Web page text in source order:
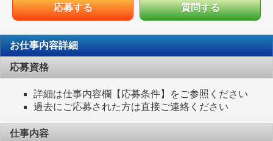
応募する 質問する
お仕事内容詳細
応募資格
詳細は仕事内容欄【応募条件】をご参照ください
過去にご応募された方は直接ご連絡ください
仕事内容